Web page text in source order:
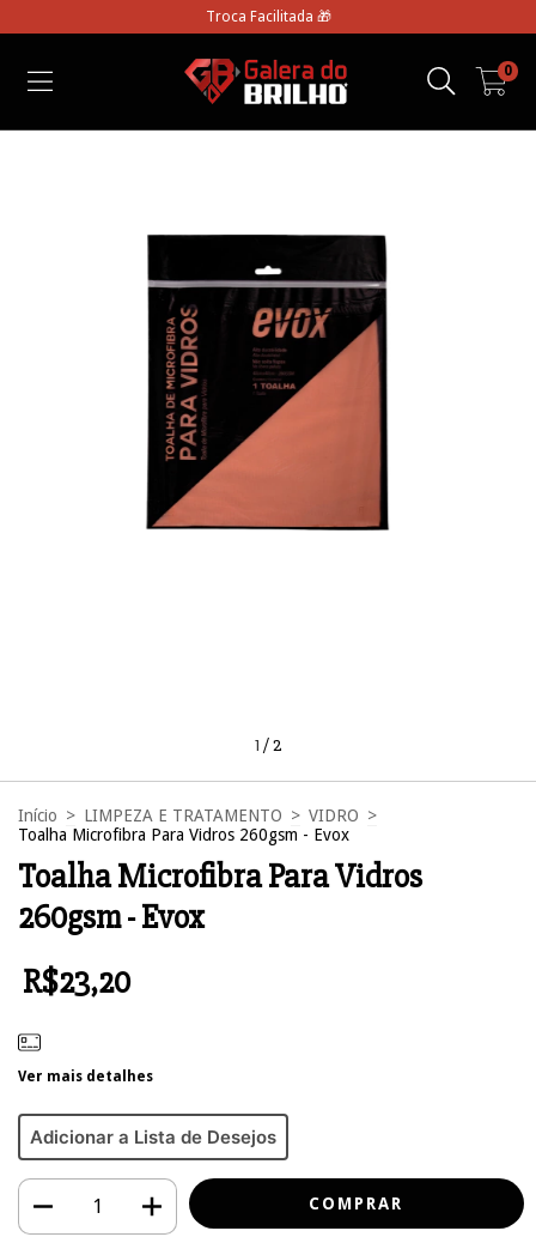
Troca Facilitada 🎁
0
1 /2
Início > LIMPEZA E TRATAMENTO > VIDRO >
Toalha Microfibra Para Vidros 260gsm - Evox
Toalha Microfibra Para Vidros
260gsm - Evox
R$23,20
Ver mais detalhes
Adicionar a Lista de Desejos